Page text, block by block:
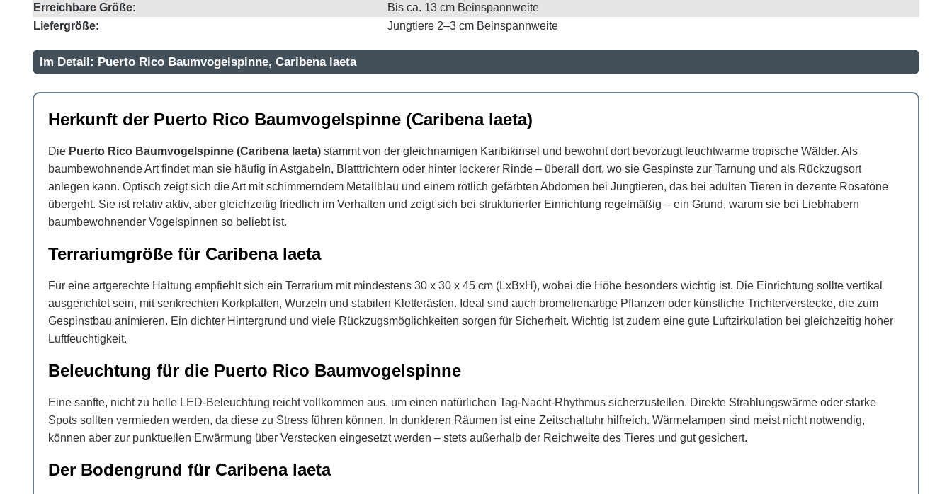
Erreichbare Größe:
Bis ca. 13 cm Beinspannweite
Liefergröße:
Jungtiere 2–3 cm Beinspannweite
Im Detail: Puerto Rico Baumvogelspinne, Caribena laeta
Herkunft der Puerto Rico Baumvogelspinne (Caribena laeta)
Die Puerto Rico Baumvogelspinne (Caribena laeta) stammt von der gleichnamigen Karibikinsel und bewohnt dort bevorzugt feuchtwarme tropische Wälder. Als
baumbewohnende Art findet man sie häufig in Astgabeln, Blatttrichtern oder hinter lockerer Rinde – überall dort, wo sie Gespinste zur Tarnung und als Rückzugsort
anlegen kann. Optisch zeigt sich die Art mit schimmerndem Metallblau und einem rötlich gefärbten Abdomen bei Jungtieren, das bei adulten Tieren in dezente Rosatöne
übergeht. Sie ist relativ aktiv, aber gleichzeitig friedlich im Verhalten und zeigt sich bei strukturierter Einrichtung regelmäßig – ein Grund, warum sie bei Liebhabern
baumbewohnender Vogelspinnen so beliebt ist.
Terrariumgröße für Caribena laeta
Für eine artgerechte Haltung empfiehlt sich ein Terrarium mit mindestens 30 x 30 x 45 cm (LxBxH), wobei die Höhe besonders wichtig ist. Die Einrichtung sollte vertikal
ausgerichtet sein, mit senkrechten Korkplatten, Wurzeln und stabilen Kletterästen. Ideal sind auch bromelienartige Pflanzen oder künstliche Trichterverstecke, die zum
Gespinstbau animieren. Ein dichter Hintergrund und viele Rückzugsmöglichkeiten sorgen für Sicherheit. Wichtig ist zudem eine gute Luftzirkulation bei gleichzeitig hoher
Luftfeuchtigkeit.
Beleuchtung für die Puerto Rico Baumvogelspinne
Eine sanfte, nicht zu helle LED-Beleuchtung reicht vollkommen aus, um einen natürlichen Tag-Nacht-Rhythmus sicherzustellen. Direkte Strahlungswärme oder starke
Spots sollten vermieden werden, da diese zu Stress führen können. In dunkleren Räumen ist eine Zeitschaltuhr hilfreich. Wärmelampen sind meist nicht notwendig,
können aber zur punktuellen Erwärmung über Verstecken eingesetzt werden – stets außerhalb der Reichweite des Tieres und gut gesichert.
Der Bodengrund für Caribena laeta